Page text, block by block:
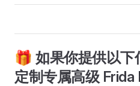
🎁 如果你提供以下
定制专属高级 Frida